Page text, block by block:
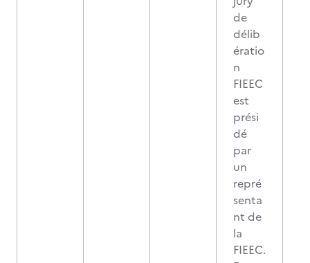
de
délib
ératio
n
FIEEC
est
prési
dé
par
un
repré
senta
nt de
la
FIEEC.